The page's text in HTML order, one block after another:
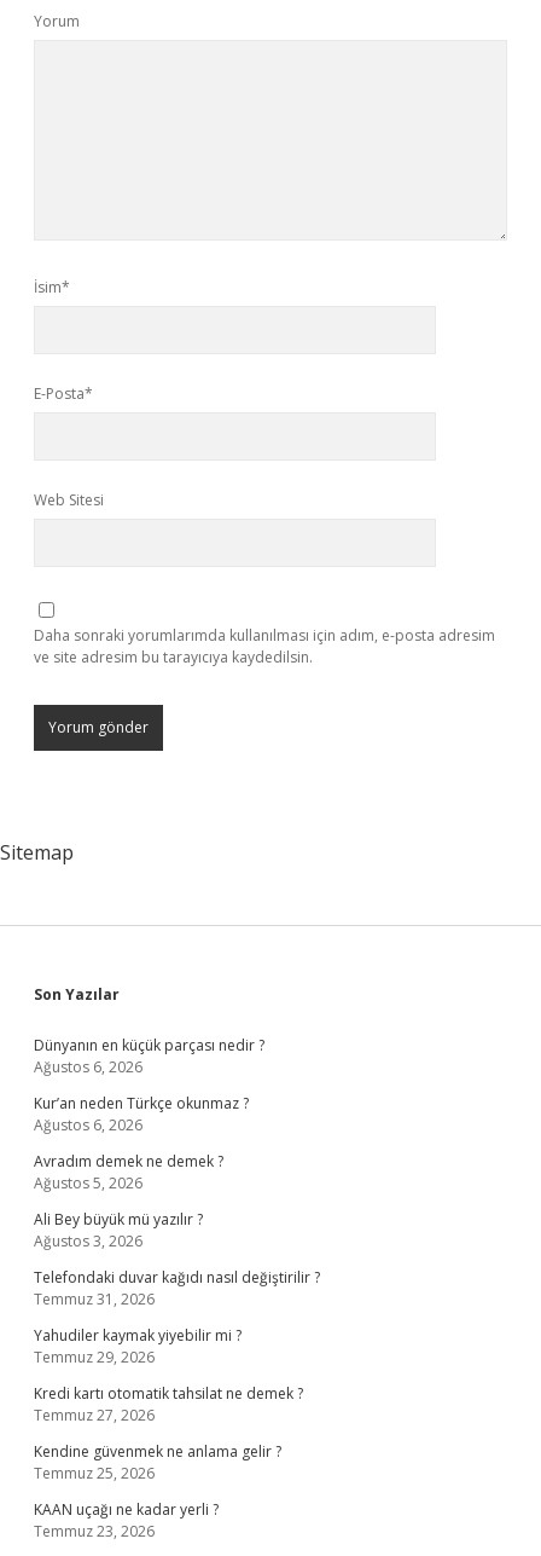
Yorum
İsim*
E-Posta*
Web Sitesi
Daha sonraki yorumlarımda kullanılması için adım, e-posta adresim
ve site adresim bu tarayıcıya kaydedilsin.
Sitemap
Sidebar
Son Yazılar
Dünyanın en küçük parçası nedir ?
Ağustos 6, 2026
Kur’an neden Türkçe okunmaz ?
Ağustos 6, 2026
Avradım demek ne demek ?
Ağustos 5, 2026
Ali Bey büyük mü yazılır ?
Ağustos 3, 2026
Telefondaki duvar kağıdı nasıl değiştirilir ?
Temmuz 31, 2026
Yahudiler kaymak yiyebilir mi ?
Temmuz 29, 2026
Kredi kartı otomatik tahsilat ne demek ?
Temmuz 27, 2026
Kendine güvenmek ne anlama gelir ?
Temmuz 25, 2026
KAAN uçağı ne kadar yerli ?
Temmuz 23, 2026